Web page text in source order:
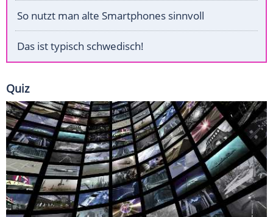
So nutzt man alte Smartphones sinnvoll
Das ist typisch schwedisch!
Quiz